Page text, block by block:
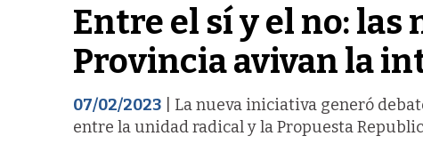
Entre el sí y el no:
Provincia avivan la
07/02/2023 | La nueva iniciativa generó
entre la unidad radical y la Propuesta